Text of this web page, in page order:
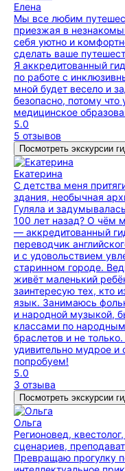
Елена
Мы все любим
приезжая в
себя уютно и
сделать ваше
Я аккредитованный
по работе с
мной будет весело и
безопасно, потому что
медицинское
5.0
5 отзывов
Посмотреть экскурсии
Екатерина
С детства меня
здания, необычная
Гуляла и
100 лет назад? О чём
— аккредитованный
переводчик
и с удовольствием
старинном городе.
живёт маленький
заинтересую тех, кто
язык. Занимаюсь
и народной музыкой,
классами по
браслетов и не
удивительно мудрое и
попробуем!
5.0
3 отзыва
Посмотреть экскурсии
Ольга
Регионовед,
сценариев,
Превращаю прогулку